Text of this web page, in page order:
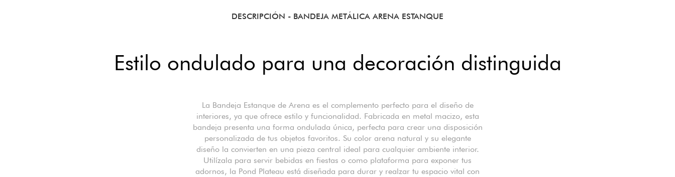
DESCRIPCIÓN - BANDEJA METÁLICA ARENA ESTANQUE
Estilo ondulado para una decoración distinguida
La Bandeja Estanque de Arena es el complemento perfecto para el diseño de
interiores, ya que ofrece estilo y funcionalidad. Fabricada en metal macizo, esta
bandeja presenta una forma ondulada única, perfecta para crear una disposición
personalizada de tus objetos favoritos. Su color arena natural y su elegante
diseño la convierten en una pieza central ideal para cualquier ambiente interior.
Utilízala para servir bebidas en fiestas o como plataforma para exponer tus
adornos, la Pond Plateau está diseñada para durar y realzar tu espacio vital con